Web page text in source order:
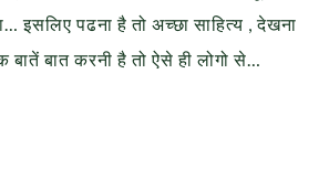
इसलिए पढना है तो अच्छा साहित्य , देखना
बातें बात करनी है तो ऐसे ही लोगो से…